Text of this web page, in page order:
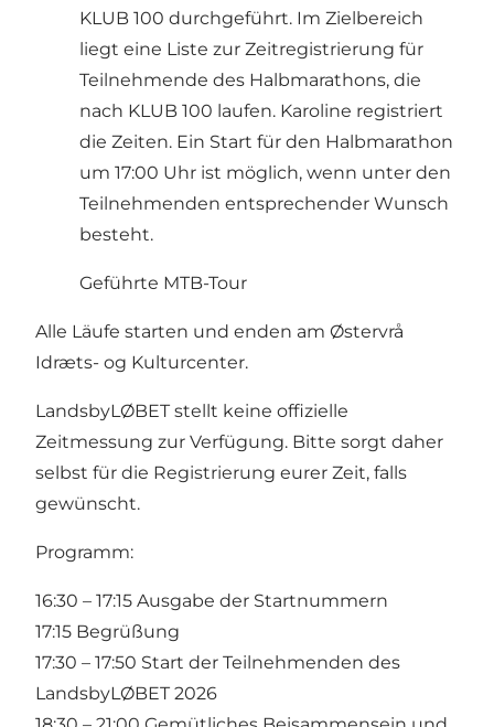
KLUB 100 durchgeführt. Im Zielbereich
liegt eine Liste zur Zeitregistrierung für
Teilnehmende des Halbmarathons, die
nach KLUB 100 laufen. Karoline registriert
die Zeiten. Ein Start für den Halbmarathon
um 17:00 Uhr ist möglich, wenn unter den
Teilnehmenden entsprechender Wunsch
besteht.
Geführte MTB-Tour
Alle Läufe starten und enden am Østervrå
Idræts- og Kulturcenter.
LandsbyLØBET stellt keine offizielle
Zeitmessung zur Verfügung. Bitte sorgt daher
selbst für die Registrierung eurer Zeit, falls
gewünscht.
Programm:
16:30 – 17:15 Ausgabe der Startnummern
17:15 Begrüßung
17:30 – 17:50 Start der Teilnehmenden des
LandsbyLØBET 2026